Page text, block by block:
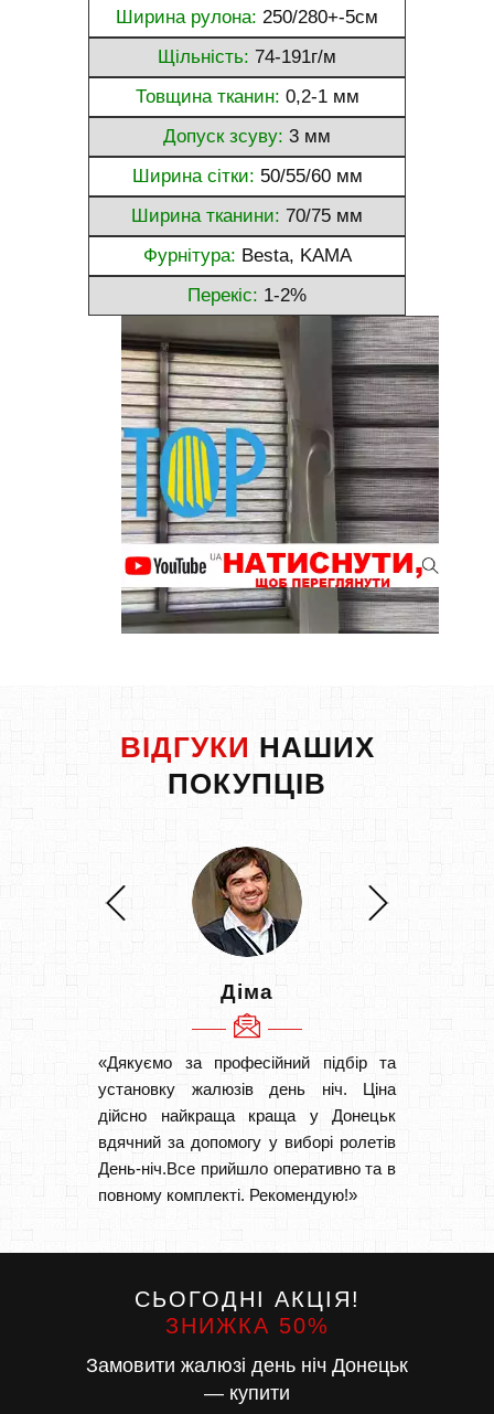
Ширина рулона: 250/280+-5см
Щільність: 74-191г/м
Товщина тканин: 0,2-1 мм
Допуск зсуву: 3 мм
Ширина сітки: 50/55/60 мм
Ширина тканини: 70/75 мм
Фурнітура: Besta, KAMA
Перекіс: 1-2%
ВІДГУКИ НАШИХ
ПОКУПЦІВ
Діма
«Дякуємо за професійний підбір та
установку жалюзів день ніч. Ціна
дійсно найкраща краща у Донецьк
вдячний за допомогу у виборі ролетів
День-ніч.Все прийшло оперативно та в
повному комплекті. Рекомендую!»
СЬОГОДНІ АКЦІЯ!
ЗНИЖКА 50%
Замовити жалюзі день ніч Донецьк
— купити